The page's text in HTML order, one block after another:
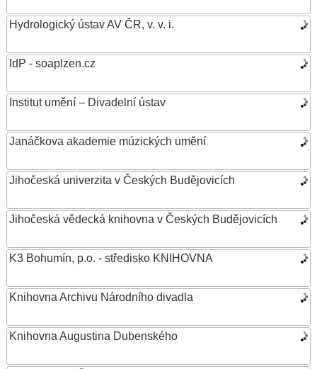
Hydrologický ústav AV ČR, v. v. i.
IdP - soaplzen.cz
Institut umění – Divadelní ústav
Janáčkova akademie múzických umění
Jihočeská univerzita v Českých Budějovicích
Jihočeská vědecká knihovna v Českých Budějovicích
K3 Bohumín, p.o. - středisko KNIHOVNA
Knihovna Archivu Národního divadla
Knihovna Augustina Dubenského